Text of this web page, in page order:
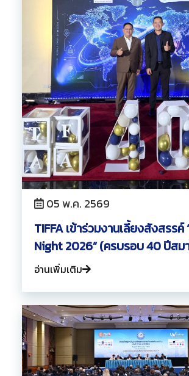
05 พ.ค. 2569
TIFFA เข้าร่วมงานเลี้ยงสังสรรค์
Night 2026” (ครบรอบ 40 ปีสม
อ่านเพิ่มเติม